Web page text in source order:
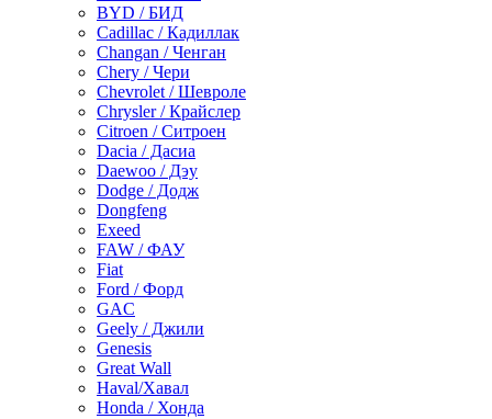
BYD / БИД
Cadillac / Кадиллак
Changan / Ченган
Chery / Чери
Chevrolet / Шевроле
Chrysler / Крайслер
Citroen / Ситроен
Dacia / Дасиа
Daewoo / Дэу
Dodge / Додж
Dongfeng
Exeed
FAW / ФАУ
Fiat
Ford / Форд
GAC
Geely / Джили
Genesis
Great Wall
Haval/Хавал
Honda / Хонда